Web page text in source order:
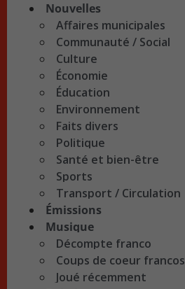
Nouvelles
Affaires municipales
Communauté / Social
Culture
Économie
Éducation
Environnement
Faits divers
Politique
Santé et bien-être
Sports
Transport / Circulation
Émissions
Musique
Décompte franco
Coups de coeur francos
Joué récemment